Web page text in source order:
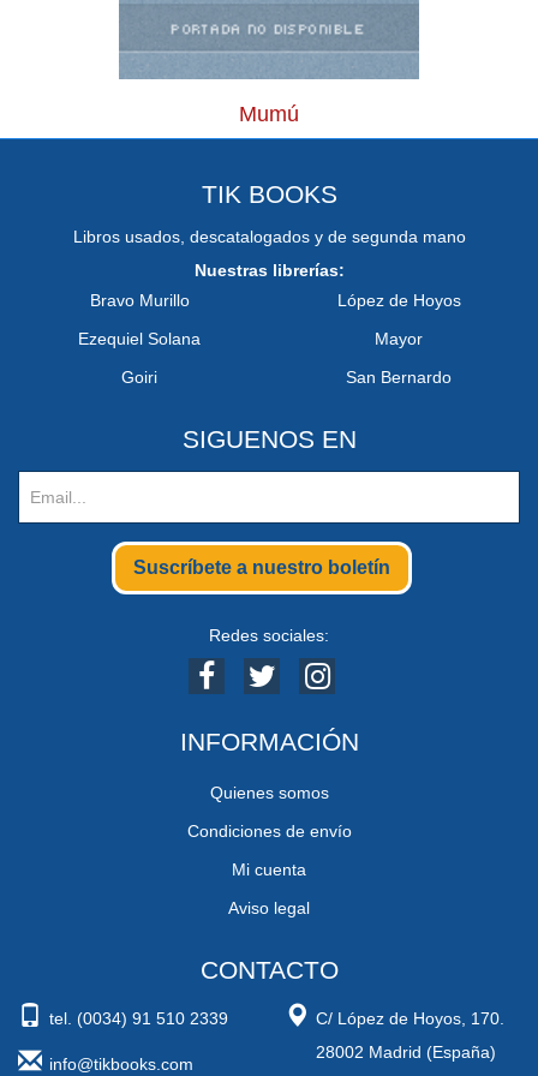
Mumú
TIK BOOKS
Libros usados, descatalogados y de segunda mano
Nuestras librerías:
Bravo Murillo
Ezequiel Solana
Goiri
López de Hoyos
Mayor
San Bernardo
SIGUENOS EN
Suscríbete a nuestro boletín
Redes sociales:
INFORMACIÓN
Quienes somos
Condiciones de envío
Mi cuenta
Aviso legal
CONTACTO
tel. (0034) 91 510 2339
info@tikbooks.com
C/ López de Hoyos, 170.
28002 Madrid (España)